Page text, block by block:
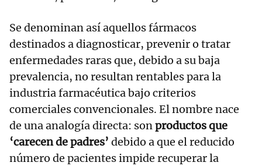
Se denominan así aquellos fármacos
destinados a diagnosticar, prevenir o tratar
enfermedades raras que, debido a su baja
prevalencia, no resultan rentables para la
industria farmacéutica bajo criterios
comerciales convencionales. El nombre nace
de una analogía directa: sonproductos que
‘carecen de padres’ debido a que el reducido
número de pacientes impide recuperar la